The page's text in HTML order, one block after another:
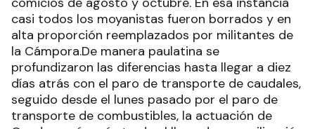
casi todos los moyanistas fueron borrados y en
alta proporción reemplazados por militantes de
la Cámpora.De manera paulatina se
profundizaron las diferencias hasta llegar a diez
días atrás con el paro de transporte de caudales,
seguido desde el lunes pasado por el paro de
transporte de combustibles, la actuación de